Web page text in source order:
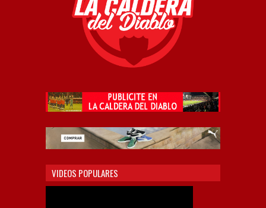
VIDEOS POPULARES